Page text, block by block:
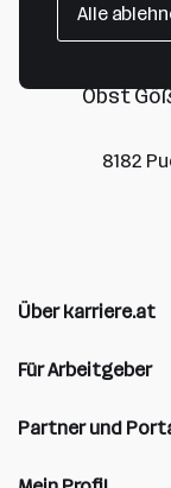
Obst
8182
Über karriere.at
Für Arbeitgeber
Partner und
Alle